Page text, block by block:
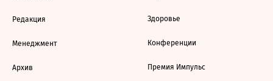
Редакция
Менеджмент
Архив
Здоровье
Конференции
Премия Импульс